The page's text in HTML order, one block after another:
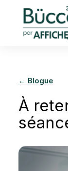
← Blogue
À